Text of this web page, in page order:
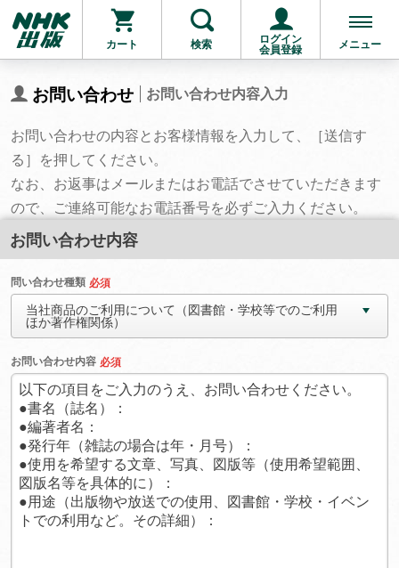
カート 検索
ログイン
会員登録
メニュー
お問い合わせ お問い合わせ内容入力
お問い合わせの内容とお客様情報を入力して、［送信す
る］を押してください。
なお、お返事はメールまたはお電話でさせていただきます
ので、ご連絡可能なお電話番号を必ずご入力ください。
お問い合わせ内容
問い合わせ種類 必須
当社商品のご利用について（図書館・学校等でのご利用
ほか著作権関係）
お問い合わせ内容 必須